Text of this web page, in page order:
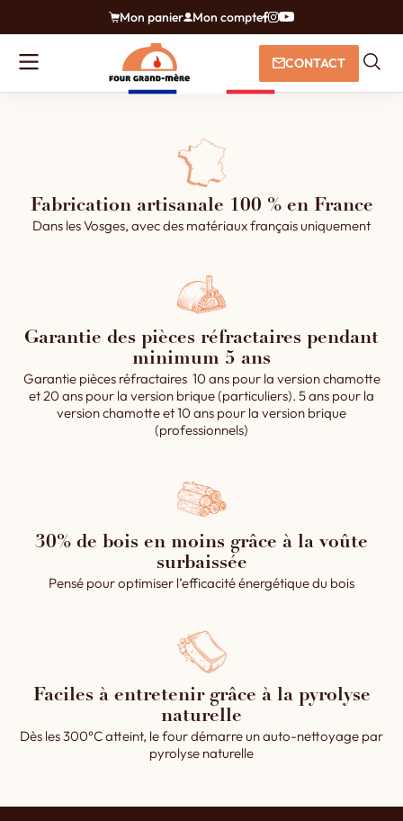
Mon panier Mon compte
CONTACT
Fabrication artisanale 100 % en France
Dans les Vosges, avec des matériaux français uniquement
Garantie des pièces réfractaires pendant
minimum 5 ans
Garantie pièces réfractaires 10 ans pour la version chamotte
et 20 ans pour la version brique (particuliers). 5 ans pour la
version chamotte et 10 ans pour la version brique
(professionnels)
30% de bois en moins grâce à la voûte
surbaissée
Pensé pour optimiser l’efficacité énergétique du bois
Faciles à entretenir grâce à la pyrolyse
naturelle
Dès les 300°C atteint, le four démarre un auto-nettoyage par
pyrolyse naturelle